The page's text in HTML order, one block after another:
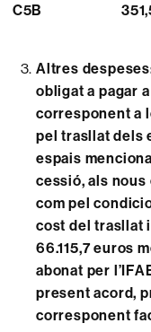
C5B
Altres
obligat a pagar
corresponent a
pel trasllat dels
espais
cessió, als
com pel
cost del trasllat
66.115,7 euros
abonat per
present acord,
corresponent